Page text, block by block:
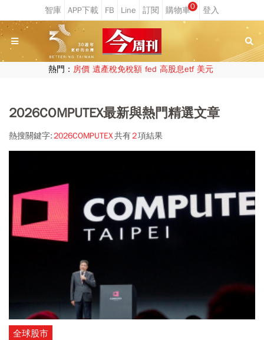
0
熱門： 房價 遺產稅免稅額 fed 高股息etf 美元
2026COMPUTEX最新與熱門精選文章
熱搜關鍵字:2026COMPUTEX共有2項結果
全球股市